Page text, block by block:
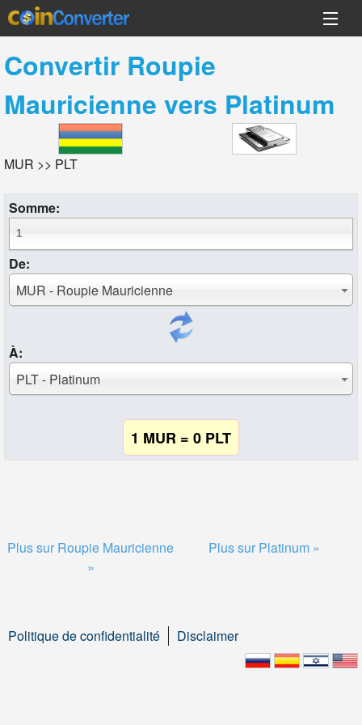
Convertir Roupie
Mauricienne vers Platinum
MUR >> PLT
Somme:
De:
MUR - Roupie Mauricienne
À:
PLT - Platinum
1 MUR = 0 PLT
Plus sur Roupie Mauricienne
»
Plus sur Platinum »
Politique de confidentialité Disclaimer